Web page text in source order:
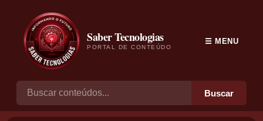
Saber Tecnologias
PORTAL DE CONTEÚDO
Buscar
☰ MENU